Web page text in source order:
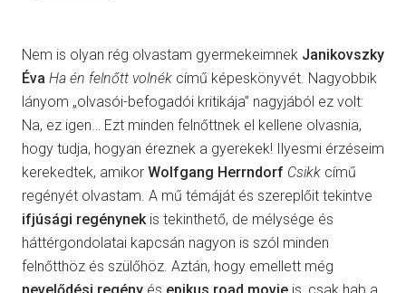
Nem is olyan rég olvastam gyermekeimnek Janikovszky
Éva Ha én felnőtt volnék című képeskönyvét. Nagyobbik
lányom „olvasói-befogadói kritikája” nagyjából ez volt:
Na, ez igen… Ezt minden felnőttnek el kellene olvasnia,
hogy tudja, hogyan éreznek a gyerekek! Ilyesmi érzéseim
kerekedtek, amikor Wolfgang Herrndorf Csikk című
regényét olvastam. A mű témáját és szereplőit tekintve
ifjúsági regénynek is tekinthető, de mélysége és
háttérgondolatai kapcsán nagyon is szól minden
felnőtthöz és szülőhöz. Aztán, hogy emellett még
nevelődési regény és epikus road movie is, csak hab a